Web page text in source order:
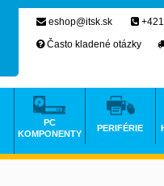
eshop@itsk.sk
Často kladené otázky
PC
KOMPONENTY
PERIFÉRIE